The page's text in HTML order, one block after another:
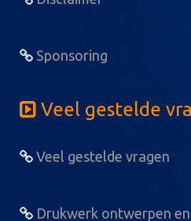
Sponsoring
Veel gestelde
Veel gestelde vragen
Drukwerk ontwerpen